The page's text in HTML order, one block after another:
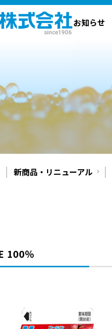
WEBショップ お知らせ
新商品・リニューアル
100％